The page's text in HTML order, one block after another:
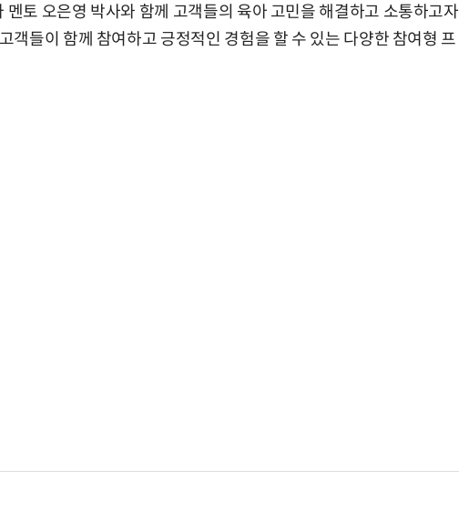
토 오은영 박사와 함께 고객들의 육아 고민을 해결하고 소통하고자
객들이 함께 참여하고 긍정적인 경험을 할 수 있는 다양한 참여형 프